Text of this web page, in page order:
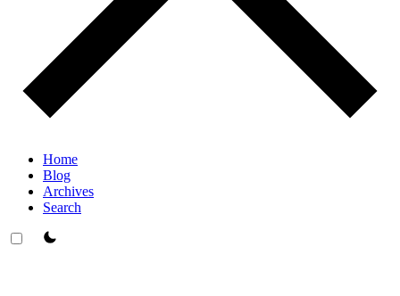
Home
Blog
Archives
Search
theme switcher